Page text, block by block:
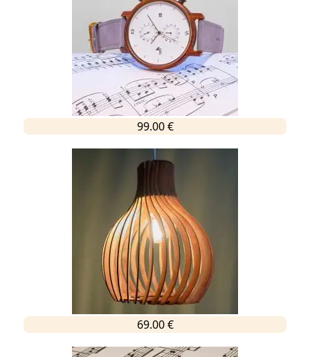
99.00 €
69.00 €